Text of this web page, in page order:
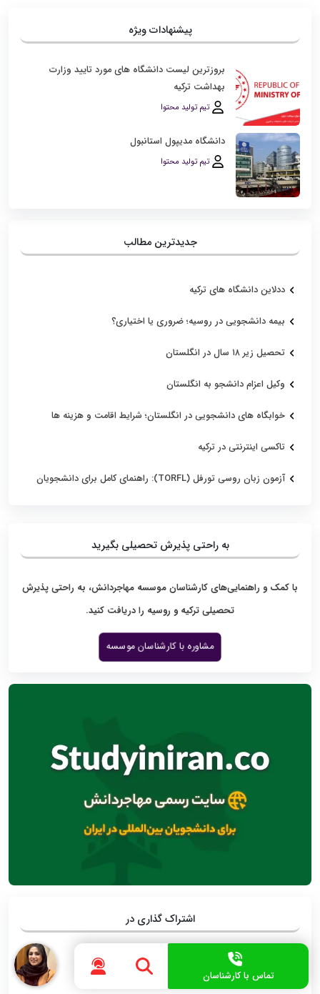
پیشنهادات ویژه
بروزترین لیست دانشگاه‌ های مورد تایید وزارت
بهداشت ترکیه
تیم تولید محتوا
دانشگاه مدیپول استانبول
تیم تولید محتوا
جدیدترین مطالب
ددلاین دانشگاه های ترکیه
بیمه دانشجویی در روسیه؛ ضروری یا اختیاری؟
تحصیل زیر ۱۸ سال در انگلستان
وکیل اعزام دانشجو به انگلستان
خوابگاه های دانشجویی در انگلستان؛ شرایط اقامت و هزینه ها
تاکسی اینترنتی در ترکیه
آزمون زبان روسی تورفل (TORFL): راهنمای کامل برای دانشجویان
به راحتی پذیرش تحصیلی بگیرید
با کمک و راهنمایی‌های کارشناسان موسسه مهاجردانش، به راحتی پذیرش
تحصیلی ترکیه و روسیه را دریافت کنید.
مشاوره با کارشناسان موسسه
اشتراک گذاری در
تماس با کارشناسان